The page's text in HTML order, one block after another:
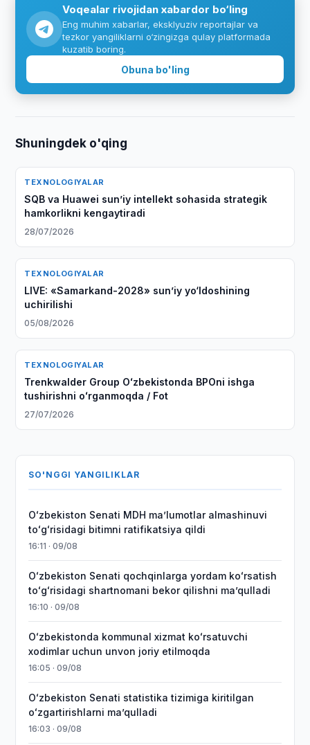
Voqealar rivojidan xabardor bo‘ling
Eng muhim xabarlar, eksklyuziv reportajlar va
tezkor yangiliklarni o‘zingizga qulay platformada
kuzatib boring.
Obuna bo'ling
Shuningdek o'qing
TEXNOLOGIYALAR
SQB va Huawei sun’iy intellekt sohasida strategik
hamkorlikni kengaytiradi
28/07/2026
TEXNOLOGIYALAR
LIVE: «Samarkand-2028» sun’iy yo‘ldoshining
uchirilishi
05/08/2026
TEXNOLOGIYALAR
Trenkwalder Group Oʻzbekistonda BPOni ishga
tushirishni oʻrganmoqda / Fot
27/07/2026
SO'NGGI YANGILIKLAR
Oʻzbekiston Senati MDH maʼlumotlar almashinuvi
toʻgʻrisidagi bitimni ratifikatsiya qildi
16:11 · 09/08
Oʻzbekiston Senati qochqinlarga yordam koʻrsatish
toʻgʻrisidagi shartnomani bekor qilishni maʼqulladi
16:10 · 09/08
Oʻzbekistonda kommunal xizmat koʻrsatuvchi
xodimlar uchun unvon joriy etilmoqda
16:05 · 09/08
Oʻzbekiston Senati statistika tizimiga kiritilgan
oʻzgartirishlarni maʼqulladi
16:03 · 09/08